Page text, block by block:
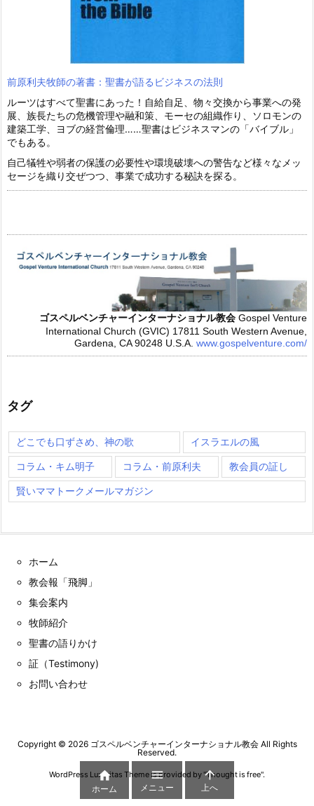
前原利夫牧師の著書：聖書が語るビジネスの法則
ルーツはすべて聖書にあった！自給自足、物々交換から事業への発
展、族長たちの危機管理や融和策、モーセの組織作り、ソロモンの
建築工学、ヨブの経営倫理……聖書はビジネスマンの「バイブル」
でもある。
自己犠牲や弱者の保護の必要性や環境破壊への警告など様々なメッ
セージを織り交ぜつつ、事業で成功する秘訣を探る。
ゴスペルベンチャーインターナショナル教会 Gospel Venture
International Church (GVIC) 17811 South Western Avenue,
Gardena, CA 90248 U.S.A. www.gospelventure.com/
タグ
どこでも口ずさめ、神の歌 イスラエルの風
コラム・キム明子 コラム・前原利夫 教会員の証し
賢いママトークメールマガジン
ホーム
教会報「飛脚」
集会案内
牧師紹介
聖書の語りかけ
証（Testimony)
お問い合わせ
Copyright © 2026 ゴスペルベンチャーインターナショナル教会All Rights
Reserved.
WordPress Luxeritas Theme is provided by "Thought is free".

ホーム

メニュー

上へ